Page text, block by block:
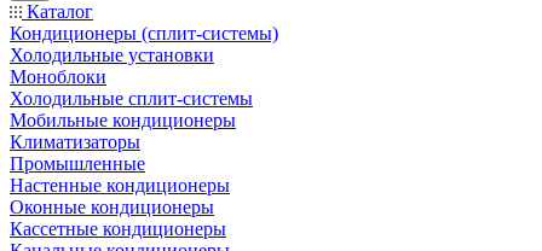
Каталог
Кондиционеры (сплит-системы)
Холодильные установки
Моноблоки
Холодильные сплит-системы
Мобильные кондиционеры
Климатизаторы
Промышленные
Настенные кондиционеры
Оконные кондиционеры
Кассетные кондиционеры